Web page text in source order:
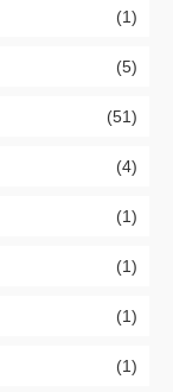
(1)
(5)
(51)
(4)
(1)
(1)
(1)
(1)